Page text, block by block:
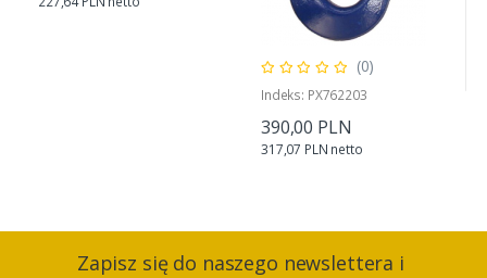
(0)
Indeks: PX762203
390,00 PLN
317,07 PLN netto
Zapisz się do naszego newslettera i